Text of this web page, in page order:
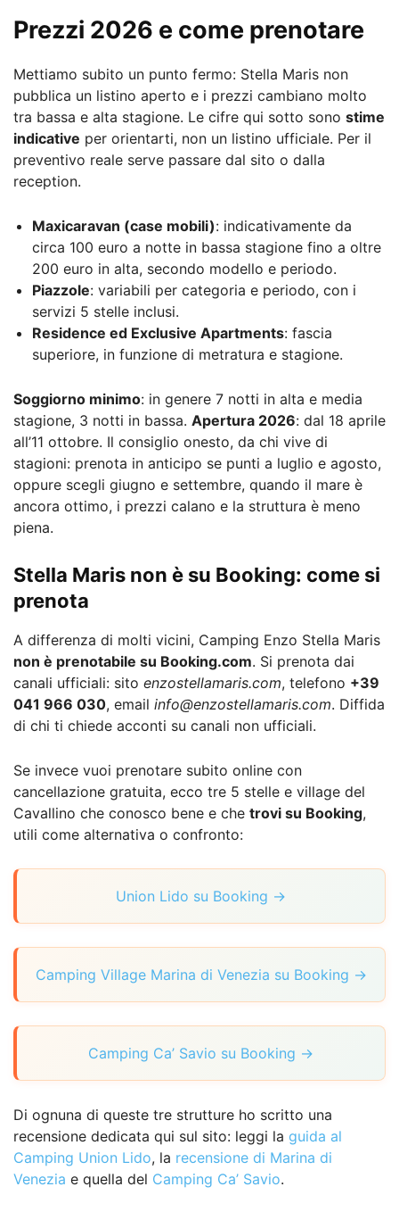
Prezzi 2026 e come prenotare
Mettiamo subito un punto fermo: Stella Maris non
pubblica un listino aperto e i prezzi cambiano molto
tra bassa e alta stagione. Le cifre qui sotto sono stime
indicative per orientarti, non un listino ufficiale. Per il
preventivo reale serve passare dal sito o dalla
reception.
Maxicaravan (case mobili): indicativamente da
circa 100 euro a notte in bassa stagione fino a oltre
200 euro in alta, secondo modello e periodo.
Piazzole: variabili per categoria e periodo, con i
servizi 5 stelle inclusi.
Residence ed Exclusive Apartments: fascia
superiore, in funzione di metratura e stagione.
Soggiorno minimo: in genere 7 notti in alta e media
stagione, 3 notti in bassa. Apertura 2026: dal 18 aprile
all’11 ottobre. Il consiglio onesto, da chi vive di
stagioni: prenota in anticipo se punti a luglio e agosto,
oppure scegli giugno e settembre, quando il mare è
ancora ottimo, i prezzi calano e la struttura è meno
piena.
Stella Maris non è su Booking: come si
prenota
A differenza di molti vicini, Camping Enzo Stella Maris
non è prenotabile su Booking.com. Si prenota dai
canali ufficiali: sito enzostellamaris.com, telefono +39
041 966 030, email info@enzostellamaris.com. Diffida
di chi ti chiede acconti su canali non ufficiali.
Se invece vuoi prenotare subito online con
cancellazione gratuita, ecco tre 5 stelle e village del
Cavallino che conosco bene e che trovi su Booking,
utili come alternativa o confronto:
Union Lido su Booking →
Camping Village Marina di Venezia su Booking →
Camping Ca’ Savio su Booking →
Di ognuna di queste tre strutture ho scritto una
recensione dedicata qui sul sito: leggi la guida al
Camping Union Lido, la recensione di Marina di
Venezia e quella del Camping Ca’ Savio.